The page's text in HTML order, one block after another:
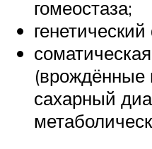
гомеостаза;
(врождённые
сахарный